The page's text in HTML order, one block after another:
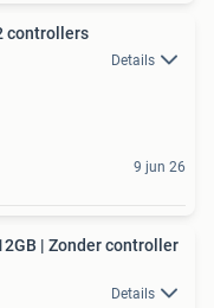
controllers
Details
9 jun 26
| Zonder controller
Details